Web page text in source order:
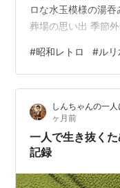
ロな水玉模様の湯
葬場の思い出 季節
て 記事に投稿する
あればよかったの
地域の児童館に借
いだったようです
気がしましたが、
か分からず断念。
#昭和レトロ #ルリ
しんちゃんの一
ヶ月前
一人で生き抜く
記録